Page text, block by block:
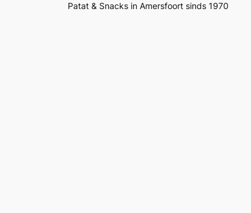
Patat & Snacks in Amersfoort sinds 1970